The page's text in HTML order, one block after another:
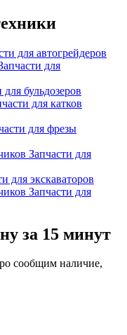
для автогрейдеров
для
для бульдозеров
для катков
для фрезы
Запчасти для
для экскаваторов
Запчасти для
за 15 минут
сообщим наличие,